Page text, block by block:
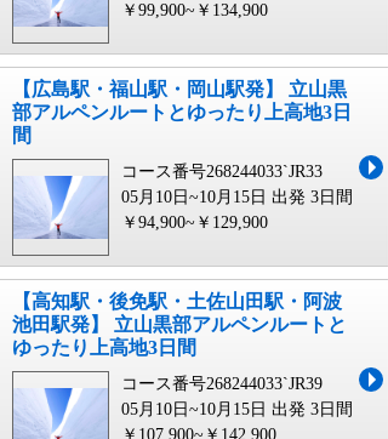
￥99,900~￥134,900
【広島駅・福山駅・岡山駅発】 立山黒
部アルペンルートとゆったり上高地3日
間
コース番号268244033`JR33
05月10日~10月15日 出発 3日間
￥94,900~￥129,900
【高知駅・後免駅・土佐山田駅・阿波
池田駅発】 立山黒部アルペンルートと
ゆったり上高地3日間
コース番号268244033`JR39
05月10日~10月15日 出発 3日間
￥107,900~￥142,900